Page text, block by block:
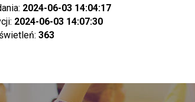
2024-06-03 14:04:17
2024-06-03 14:07:30
363